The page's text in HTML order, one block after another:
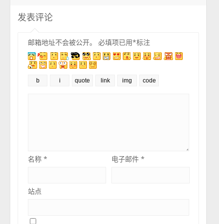
发表评论
邮箱地址不会被公开。 必填项已用*标注
名称* 电子邮件*
站点